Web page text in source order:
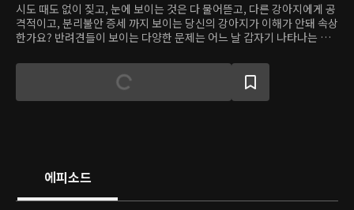
시도 때도 없이 짖고, 눈에 보이는 것은 다 물어뜯고, 다른 강아지에게 공
격적이고, 분리불안 증세 까지 보이는 당신의 강아지가 이해가 안돼 속상
한가요? 반려견들이 보이는 다양한 문제는 어느 날 갑자기 나타나는 것
과 시시각각 일어나는 주변환경의 변화, 그리고 가족들의 행동 하나하나
에도 큰 영향을 받습니다. 당신의 강아지가 문제행동을 보인다면 보호자
의 일상적인 행동에 어떤 잘못이 있는지 먼저 살펴보아야 합니다.
에피소드